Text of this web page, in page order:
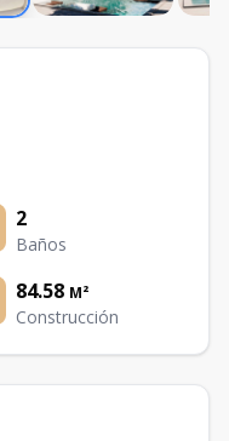
2
Baños
84.58 M²
Construcción